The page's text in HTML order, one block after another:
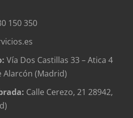
150 350
Vía Dos Castillas 33 – Atica 4
Alarcón (Madrid)
Calle Cerezo, 21 28942,